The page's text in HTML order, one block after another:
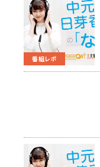
番組レポ